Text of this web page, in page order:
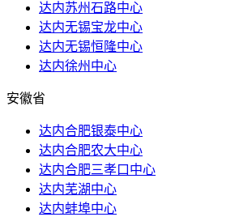
达内苏州石路中心
达内无锡宝龙中心
达内无锡恒隆中心
达内徐州中心
安徽省
达内合肥银泰中心
达内合肥农大中心
达内合肥三孝口中心
达内芜湖中心
达内蚌埠中心